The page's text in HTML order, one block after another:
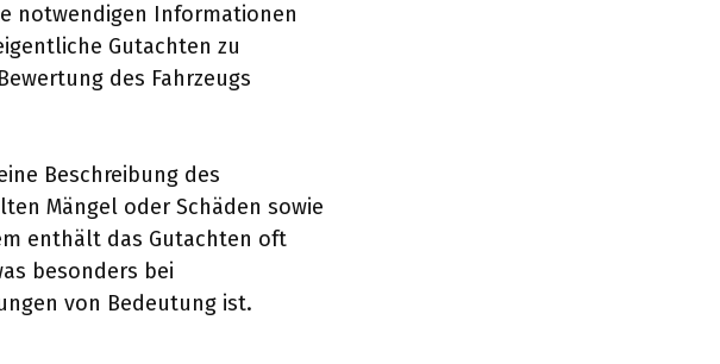
notwendigen Informationen
Gutachten zu
des Fahrzeugs
Beschreibung des
Mängel oder Schäden sowie
enthält das Gutachten oft
besonders bei
von Bedeutung ist.